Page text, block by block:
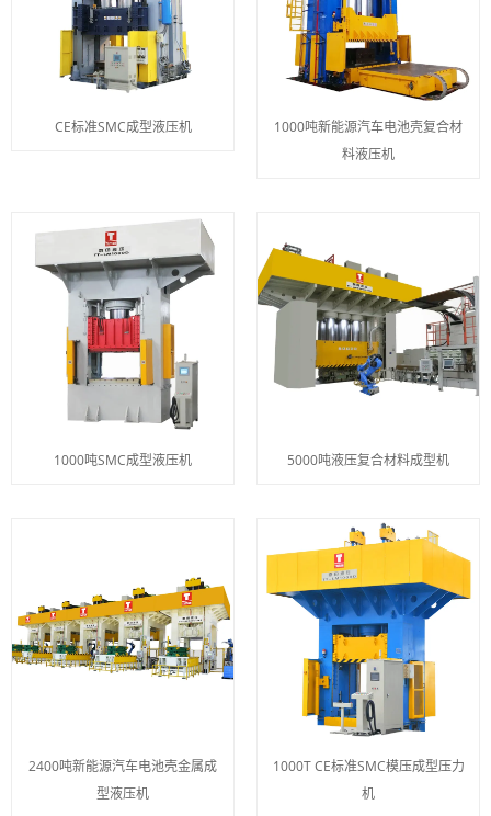
CE标准SMC成型液压机
1000吨新能源汽车电池壳复合材
料液压机
1000吨SMC成型液压机 5000吨液压复合材料成型机
2400吨新能源汽车电池壳金属成
型液压机
1000T CE标准SMC模压成型压力
机